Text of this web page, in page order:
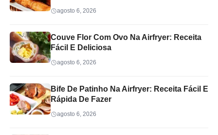
agosto 6, 2026
Couve Flor Com Ovo Na Airfryer: Receita
Fácil E Deliciosa
agosto 6, 2026
Bife De Patinho Na Airfryer: Receita Fácil E
Rápida De Fazer
agosto 6, 2026